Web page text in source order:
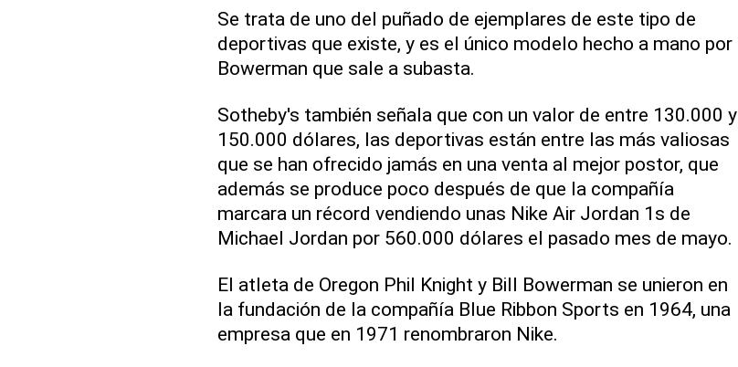
Se trata de uno del puñado de ejemplares de este tipo de
deportivas que existe, y es el único modelo hecho a mano por
Bowerman que sale a subasta.
Sotheby's también señala que con un valor de entre 130.000 y
150.000 dólares, las deportivas están entre las más valiosas
que se han ofrecido jamás en una venta al mejor postor, que
además se produce poco después de que la compañía
marcara un récord vendiendo unas Nike Air Jordan 1s de
Michael Jordan por 560.000 dólares el pasado mes de mayo.
El atleta de Oregon Phil Knight y Bill Bowerman se unieron en
la fundación de la compañía Blue Ribbon Sports en 1964, una
empresa que en 1971 renombraron Nike.